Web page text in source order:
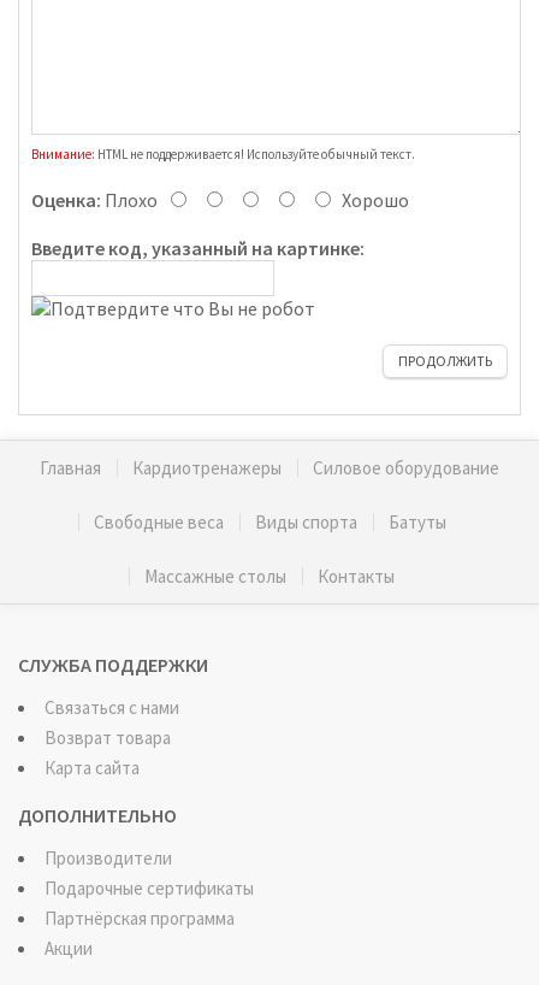
Внимание: HTML не поддерживается! Используйте обычный текст.
Оценка: Плохо
Хорошо
Введите код, указанный на картинке:
ПРОДОЛЖИТЬ
Главная Кардиотренажеры Силовое оборудование
Свободные веса Виды спорта Батуты
Массажные столы Контакты
СЛУЖБА ПОДДЕРЖКИ
Связаться с нами
Возврат товара
Карта сайта
ДОПОЛНИТЕЛЬНО
Производители
Подарочные сертификаты
Партнёрская программа
Акции